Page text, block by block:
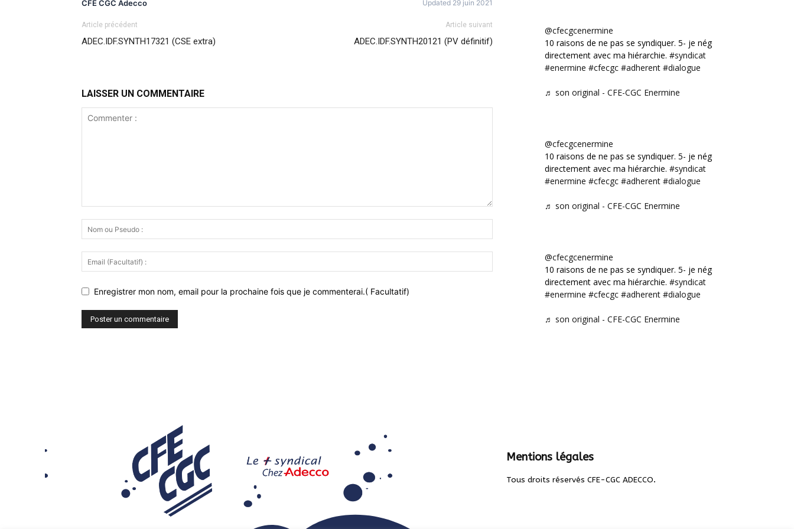
CFE CGC Adecco Updated 29 juin 2021
Article précédent
ADEC.IDF.SYNTH17321 (CSE extra)
Article suivant
ADEC.IDF.SYNTH20121 (PV définitif)
LAISSER UN COMMENTAIRE
Enregistrer mon nom, email pour la prochaine fois que je commenterai.( Facultatif)
@cfecgcenermine
10 raisons de ne pas se syndiquer. 5- je négocie
directement avec ma hiérarchie. #syndicat
#enermine #cfecgc #adherent #dialogue
♬ son original - CFE-CGC Enermine
@cfecgcenermine
10 raisons de ne pas se syndiquer. 5- je négocie
directement avec ma hiérarchie. #syndicat
#enermine #cfecgc #adherent #dialogue
♬ son original - CFE-CGC Enermine
@cfecgcenermine
10 raisons de ne pas se syndiquer. 5- je négocie
directement avec ma hiérarchie. #syndicat
#enermine #cfecgc #adherent #dialogue
♬ son original - CFE-CGC Enermine
Mentions légales
Tous droits réservés CFE-CGC ADECCO.